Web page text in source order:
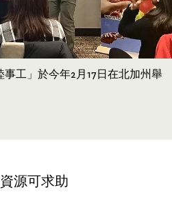
工」於今年2月17日在北加州舉
源可求助